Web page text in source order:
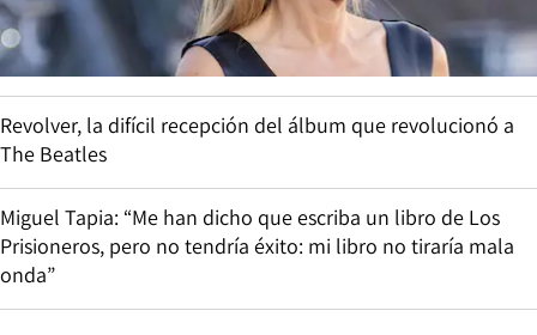
Revolver, la difícil recepción del álbum que revolucionó a
The Beatles
Miguel Tapia: “Me han dicho que escriba un libro de Los
Prisioneros, pero no tendría éxito: mi libro no tiraría mala
onda”